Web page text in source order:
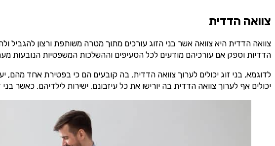
צוואה הדדית
צוואה הדדית היא צוואה אשר בני הזוג עורכים מתוך מטרה משותפת ורצון להגביל
הדדיות וספק אם עורכיהם מודעים לכל הסעיפים וההשלכות המשפטיות הנובעות
לדוגמא, בני זוג יכולים לערוך צוואה הדדית, בה קובעים הם כי בפטירת אחד מהם,
יכולים אף לערוך צוואה הדדית בה יורישו את כל עיזבונם, ישירות לילדיהם.
בדיקת
הגשת